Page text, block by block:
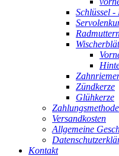
Schlüssel -
Zündkerze
Glühkerze
Versandkosten
Allgemeine
Kontakt